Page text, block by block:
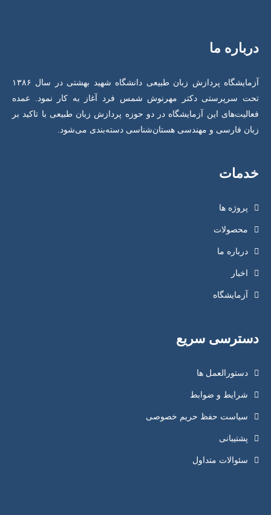
درباره ما
آزمایشگاه پردازش زبان طبیعی دانشگاه شهید بهشتی در سال ۱۳۸۶
تحت سرپرستی دکتر مهرنوش شمس فرد آغاز به کار نمود. عمده
فعالیت‌های این آزمایشگاه در دو حوزه پردازش زبان طبیعی با تاکید بر
زبان فارسی و مهندسی هستان‌شناسی دسته‌بندی می‌شود.
خدمات
پروژه ها
محصولات
درباره ما
اخبار
آزمایشگاه
دسترسی سریع
دستورالعمل ها
شرایط و ضوابط
سیاست حفظ حریم خصوصی
پشتیبانی
سئوالات متداول